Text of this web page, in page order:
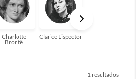
Charlotte
Brontë
Clarice Lispector
1